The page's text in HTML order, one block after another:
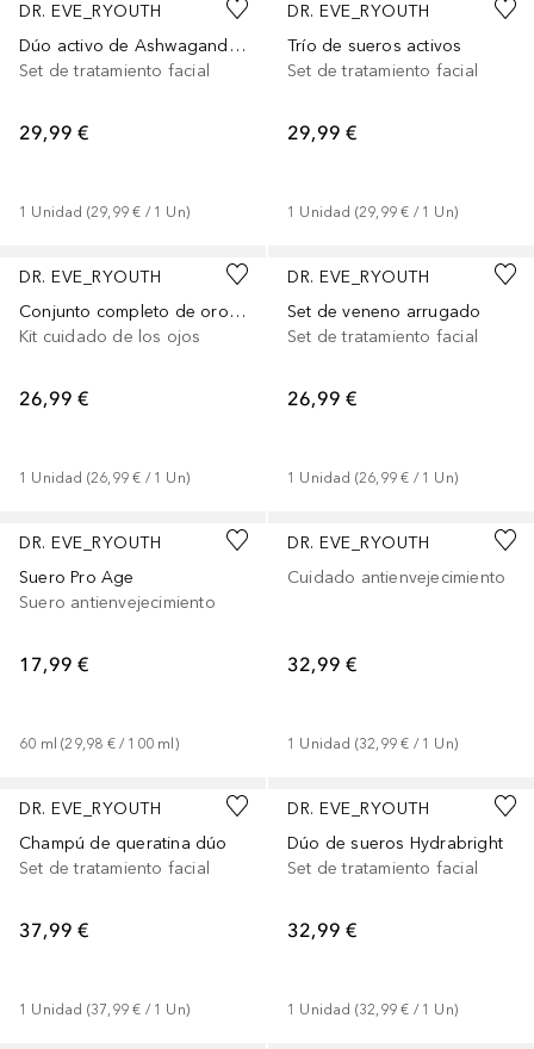
DR. EVE_RYOUTH
Dúo activo de Ashwagandha
Set de tratamiento facial
29,99 €
1 Unidad (29,99 € / 1 Un)
DR. EVE_RYOUTH
Trío de sueros activos
Set de tratamiento facial
29,99 €
1 Unidad (29,99 € / 1 Un)
DR. EVE_RYOUTH
Conjunto completo de oro de 24 quilates
Kit cuidado de los ojos
26,99 €
1 Unidad (26,99 € / 1 Un)
DR. EVE_RYOUTH
Set de veneno arrugado
Set de tratamiento facial
26,99 €
1 Unidad (26,99 € / 1 Un)
DR. EVE_RYOUTH
Suero Pro Age
Suero antienvejecimiento
17,99 €
60 ml (29,98 € / 100 ml )
DR. EVE_RYOUTH
Cuidado antienvejecimiento
32,99 €
1 Unidad (32,99 € / 1 Un)
DR. EVE_RYOUTH
Champú de queratina dúo
Set de tratamiento facial
37,99 €
1 Unidad (37,99 € / 1 Un)
DR. EVE_RYOUTH
Dúo de sueros Hydrabright
Set de tratamiento facial
32,99 €
1 Unidad (32,99 € / 1 Un)